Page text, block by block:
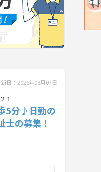
新日：2026年08月07日
１
5分♪日勤の
の募集！